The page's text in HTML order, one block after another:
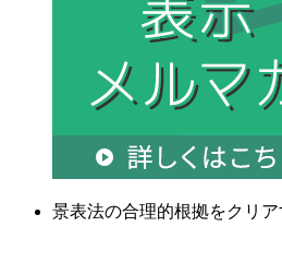
景表法の合理的根拠をクリ